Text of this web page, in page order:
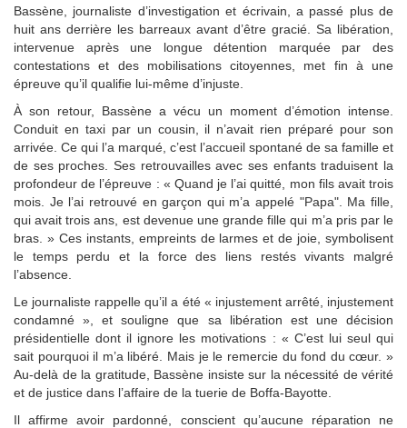
Bassène, journaliste d’investigation et écrivain, a passé plus de
huit ans derrière les barreaux avant d’être gracié. Sa libération,
intervenue après une longue détention marquée par des
contestations et des mobilisations citoyennes, met fin à une
épreuve qu’il qualifie lui-même d’injuste.
À son retour, Bassène a vécu un moment d’émotion intense.
Conduit en taxi par un cousin, il n’avait rien préparé pour son
arrivée. Ce qui l’a marqué, c’est l’accueil spontané de sa famille et
de ses proches. Ses retrouvailles avec ses enfants traduisent la
profondeur de l’épreuve : « Quand je l’ai quitté, mon fils avait trois
mois. Je l’ai retrouvé en garçon qui m’a appelé "Papa". Ma fille,
qui avait trois ans, est devenue une grande fille qui m’a pris par le
bras. » Ces instants, empreints de larmes et de joie, symbolisent
le temps perdu et la force des liens restés vivants malgré
l’absence.
Le journaliste rappelle qu’il a été « injustement arrêté, injustement
condamné », et souligne que sa libération est une décision
présidentielle dont il ignore les motivations : « C’est lui seul qui
sait pourquoi il m’a libéré. Mais je le remercie du fond du cœur. »
Au-delà de la gratitude, Bassène insiste sur la nécessité de vérité
et de justice dans l’affaire de la tuerie de Boffa-Bayotte.
Il affirme avoir pardonné, conscient qu’aucune réparation ne